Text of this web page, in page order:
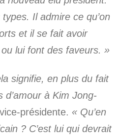
Il admire ce qu’on
et il se fait avoir
lui font des faveurs. »
signifie, en plus du fait
d’amour à Kim Jong-
présidente. « Qu’en
? C’est lui qui devrait